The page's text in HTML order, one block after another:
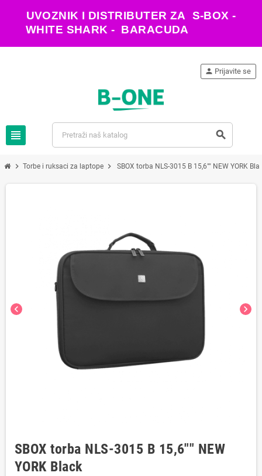
UVOZNIK I DISTRIBUTER ZA S-BOX -
WHITE SHARK - BARACUDA
view_headline search
person Prijavite se
chevron_right Torbe i ruksaci za laptope chevron_right SBOX torba NLS-3015 B 15,6"" NEW YORK
chevron_left chevron_right
SBOX torba NLS-3015 B 15,6"" NEW
YORK Black